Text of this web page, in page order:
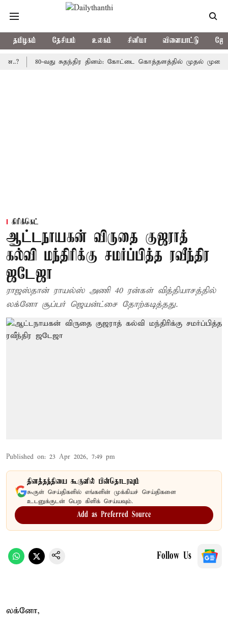
தமிழகம் தேசியம் உலகம் சினிமா விளையாட்டு
80-வது சுதந்திர தினம்: கோட்டை கொத்தளத்தில் முதல் முறையாக
கிரிக்கெட்
ஆட்டநாயகன் விருதை குஜராத்
கல்வி மந்திரிக்கு சமர்ப்பித்த ரவீந்திர
ஜடேஜா
ராஜஸ்தான் ராயல்ஸ் அணி 40 ரன்கள் வித்தியாசத்தில்
லக்னோ சூப்பர் ஜெயன்ட்சை தோற்கடித்தது.
Published on: 23 Apr 2026, 7:49 pm
தினத்தந்தியை கூகுளில் பின்தொடரவும்
கூகுள் செய்திகளில் எங்களின் முக்கியச் செய்திகளை
உடனுக்குடன் பெற கிளிக் செய்யவும்.
Add as Preferred Source
Follow Us
லக்னோ,